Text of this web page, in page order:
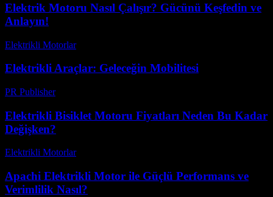
Elektrik Motoru Nasıl Çalışır? Gücünü Keşfedin ve
Anlayın!
Elektrikli Motorlar-
Elektrikli Araçlar: Geleceğin Mobilitesi
PR Publisher-
Elektrikli Bisiklet Motoru Fiyatları Neden Bu Kadar
Değişken?
Elektrikli Motorlar-
Apachi Elektrikli Motor ile Güçlü Performans ve
Verimlilik Nasıl?